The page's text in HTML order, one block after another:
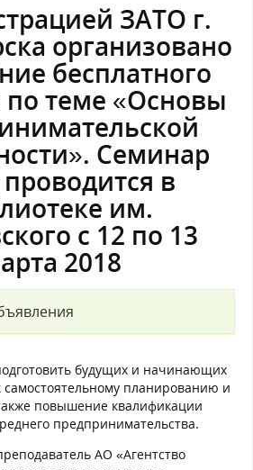
ЗАТО г.
организовано
бесплатного
теме «Основы
Семинар
в
им.
с 12 по 13
2018
будущих и начинающих
планированию и
повышение квалификации
предпринимательства.
АО «Агентство